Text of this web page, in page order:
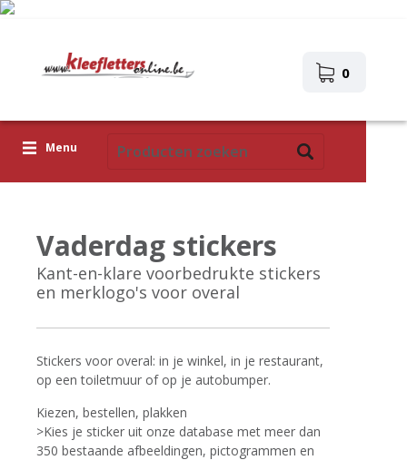
0
Menu
Icoontjes
Plakplaatjes
Vaderdag stickers
Kant-en-klare voorbedrukte stickers
en merklogo's voor overal
Stickers voor overal: in je winkel, in je restaurant,
op een toiletmuur of op je autobumper.
Kiezen, bestellen, plakken
>Kies je sticker uit onze database met meer dan
350 bestaande afbeeldingen, pictogrammen en